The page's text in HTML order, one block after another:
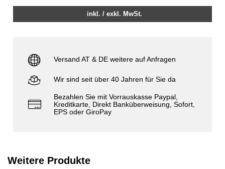
inkl. / exkl. MwSt.
Versand AT & DE weitere auf Anfragen
Wir sind seit über 40 Jahren für Sie da
Bezahlen Sie mit Vorrauskasse Paypal,
Kreditkarte, Direkt Banküberweisung, Sofort,
EPS oder GiroPay
Weitere Produkte